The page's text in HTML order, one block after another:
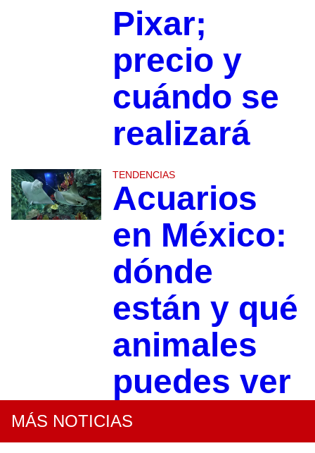
Pixar;
precio y
cuándo se
realizará
TENDENCIAS
Acuarios
en México:
dónde
están y qué
animales
puedes ver
MÁS NOTICIAS